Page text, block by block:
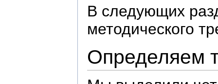
В следующих
методического
Определяем